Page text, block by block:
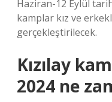
Haziran-12 Eylül
kamplar kız ve
gerçekleştirilecek.
Kızılay
2024 ne